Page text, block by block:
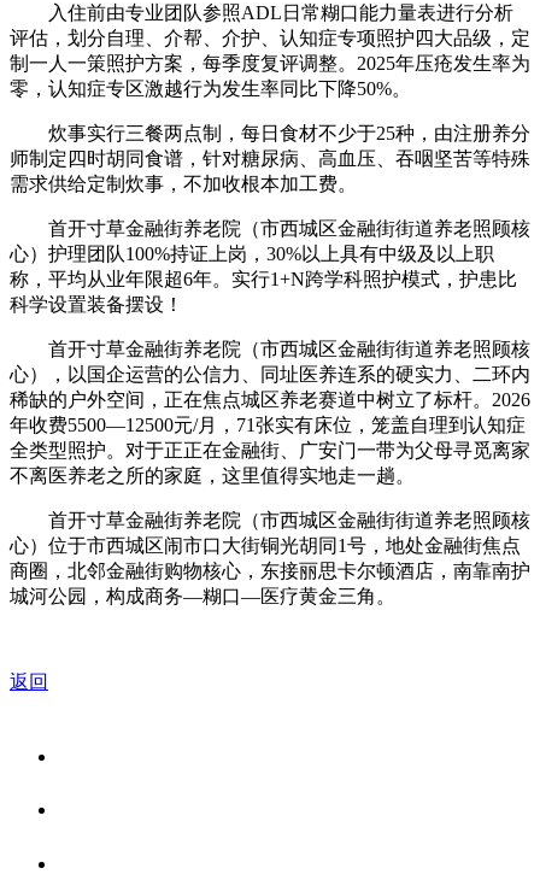
入住前由专业团队参照ADL日常糊口能力量表进行分析
评估，划分自理、介帮、介护、认知症专项照护四大品级，定
制一人一策照护方案，每季度复评调整。2025年压疮发生率为
零，认知症专区激越行为发生率同比下降50%。
炊事实行三餐两点制，每日食材不少于25种，由注册养分
师制定四时胡同食谱，针对糖尿病、高血压、吞咽坚苦等特殊
需求供给定制炊事，不加收根本加工费。
首开寸草金融街养老院（市西城区金融街街道养老照顾核
心）护理团队100%持证上岗，30%以上具有中级及以上职
称，平均从业年限超6年。实行1+N跨学科照护模式，护患比
科学设置装备摆设！
首开寸草金融街养老院（市西城区金融街街道养老照顾核
心），以国企运营的公信力、同址医养连系的硬实力、二环内
稀缺的户外空间，正在焦点城区养老赛道中树立了标杆。2026
年收费5500—12500元/月，71张实有床位，笼盖自理到认知症
全类型照护。对于正正在金融街、广安门一带为父母寻觅离家
不离医养老之所的家庭，这里值得实地走一趟。
首开寸草金融街养老院（市西城区金融街街道养老照顾核
心）位于市西城区闹市口大街铜光胡同1号，地处金融街焦点
商圈，北邻金融街购物核心，东接丽思卡尔顿酒店，南靠南护
城河公园，构成商务—糊口—医疗黄金三角。
返回